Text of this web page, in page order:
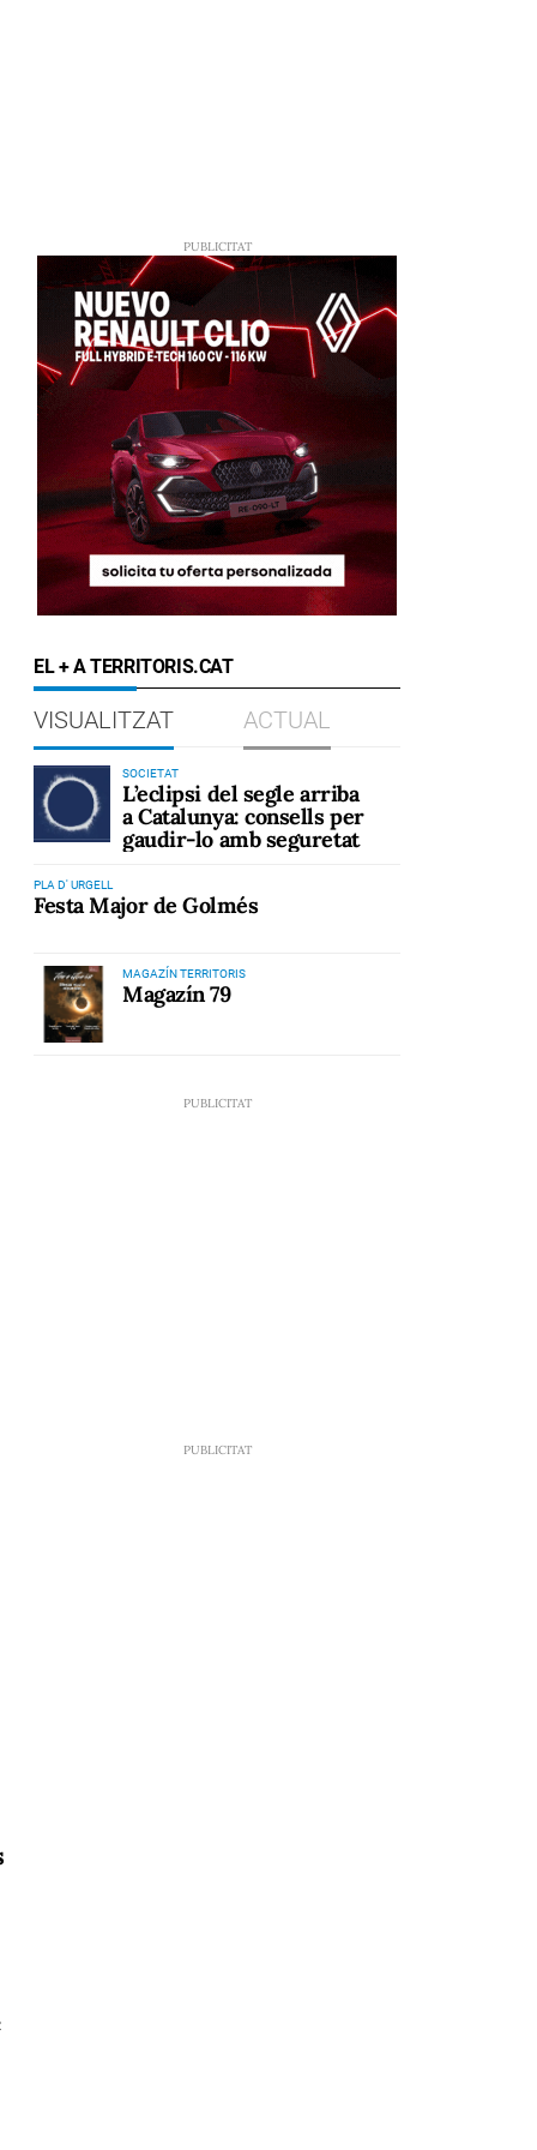
EL + A TERRITORIS.CAT
VISUALITZAT ACTUAL
SOCIETAT
L’eclipsi del segle arriba
a Catalunya: consells per
gaudir-lo amb seguretat
PLA D' URGELL
Festa Major de Golmés
MAGAZÍN TERRITORIS
Magazín 79